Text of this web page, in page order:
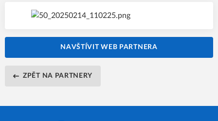
NAVŠTÍVIT WEB PARTNERA
ZPĚT NA PARTNERY